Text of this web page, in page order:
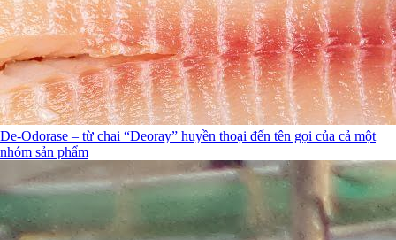
De-Odorase – từ chai “Deoray” huyền thoại đến tên gọi của cả một
nhóm sản phẩm